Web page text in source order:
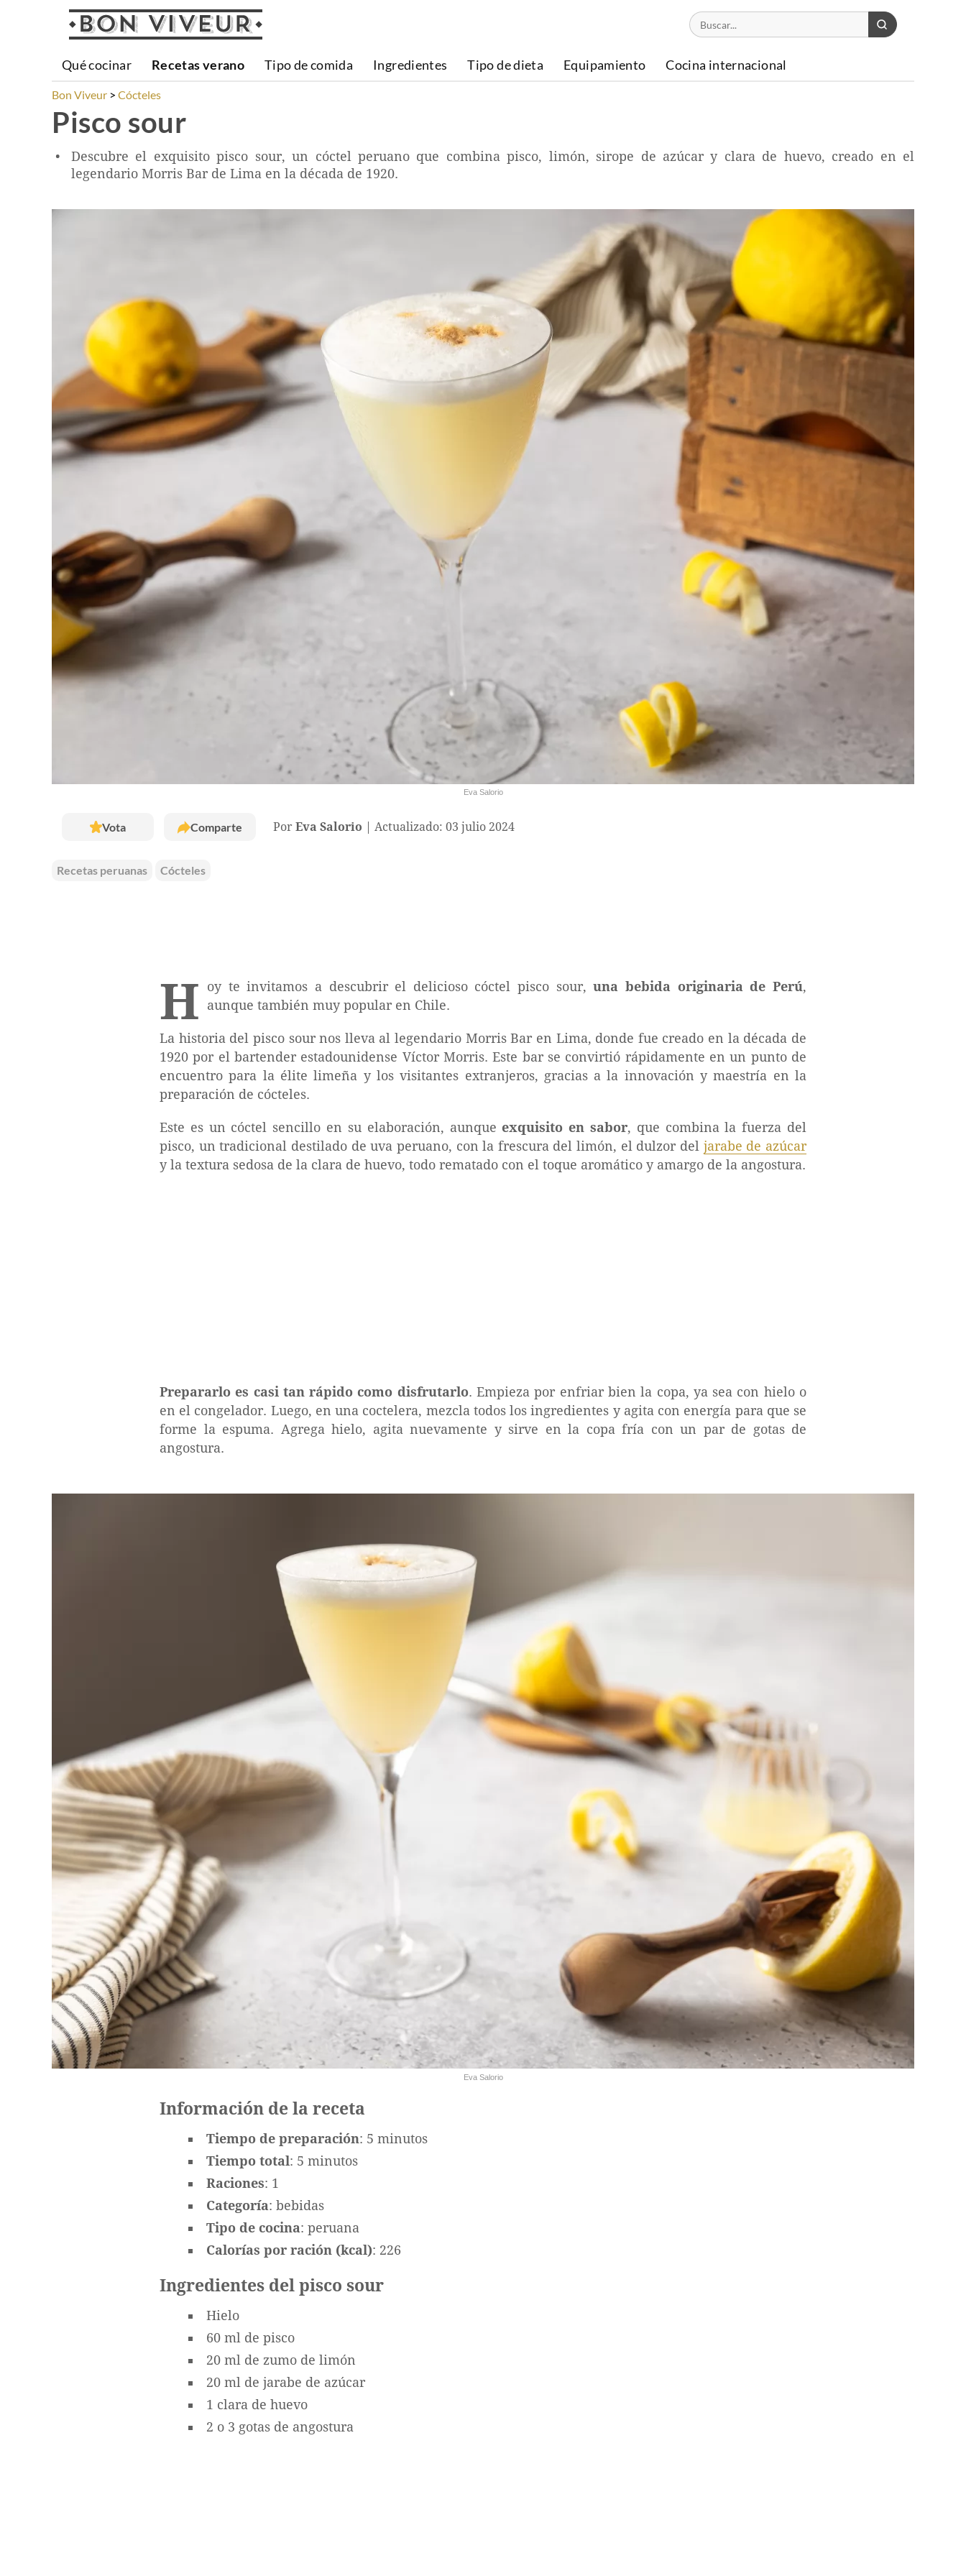
Qué cocinar Recetas verano Tipo de comida Ingredientes Tipo de dieta Equipamiento Cocina internacional
Bon Viveur Cócteles
Pisco sour
Eva Salorio
Descubre el exquisito pisco sour, un cóctel peruano que combina pisco, limón, sirope de azúcar y clara de huevo, creado en el
legendario Morris Bar de Lima en la década de 1920.
Vota Comparte Por Eva Salorio Actualizado: 03 julio 2024
Recetas peruanas Cócteles
H oy te invitamos a descubrir el delicioso cóctel pisco sour,una bebida originaria de Perú,
aunque también muy popular en Chile.
La historia del pisco sour nos lleva al legendario Morris Bar en Lima, donde fue creado en la década de
1920 por el bartender estadounidense Víctor Morris. Este bar se convirtió rápidamente en un punto de
encuentro para la élite limeña y los visitantes extranjeros, gracias a la innovación y maestría en la
preparación de cócteles.
Este es un cóctel sencillo en su elaboración, aunque exquisito en sabor, que combina la fuerza del
pisco, un tradicional destilado de uva peruano, con la frescura del limón, el dulzor del jarabe de azúcar
y la textura sedosa de la clara de huevo, todo rematado con el toque aromático y amargo de la angostura.
Prepararlo es casi tan rápido como disfrutarlo. Empieza por enfriar bien la copa, ya sea con hielo o
en el congelador. Luego, en una coctelera, mezcla todos los ingredientes y agita con energía para que se
forme la espuma. Agrega hielo, agita nuevamente y sirve en la copa fría con un par de gotas de
angostura.
Eva Salorio
Información de la receta
Tiempo de preparación: 5 minutos
Tiempo total: 5 minutos
Raciones: 1
Categoría: bebidas
Tipo de cocina: peruana
Calorías por ración (kcal): 226
Ingredientes del pisco sour
Hielo
60 ml de pisco
20 ml de zumo de limón
20 ml de jarabe de azúcar
1 clara de huevo
2 o 3 gotas de angostura